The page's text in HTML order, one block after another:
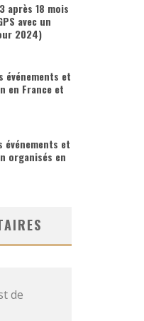
après 18 mois
avec un
2024)
événements et
en France et
événements et
organisés en
de